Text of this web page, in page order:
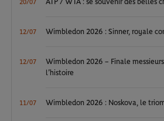
20/07 ATP / WTA : se souvenir des belles
12/07 Wimbledon 2026 : Sinner, royale
12/07
Wimbledon 2026 – Finale
l’histoire
11/07 Wimbledon 2026 : Noskova, le